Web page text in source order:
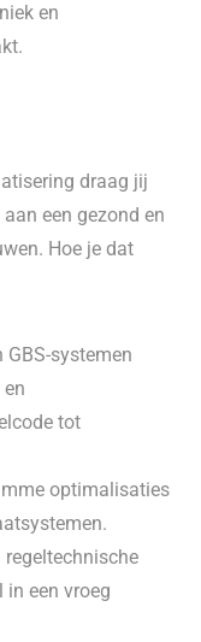
en
draag jij
een gezond en
Hoe je dat
systemen
tot
optimalisaties
regeltechnische
een vroeg